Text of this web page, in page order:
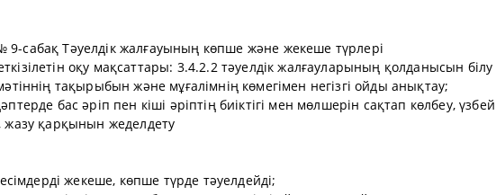
сабақ Тәуелдік жалғауының көпше және жекеше түрлері
оқу мақсаттары: 3.4.2.2 тәуелдік жалғауларының қолданысын білу
тақырыбын және мұғалімнің көмегімен негізгі ойды анықтау;
бас әріп пен кіші әріптің биіктігі мен мөлшерін сақтап көлбеу, үзбей
жазу қарқынын жеделдету
есімдерді жекеше, көпше түрде тәуелдейді;